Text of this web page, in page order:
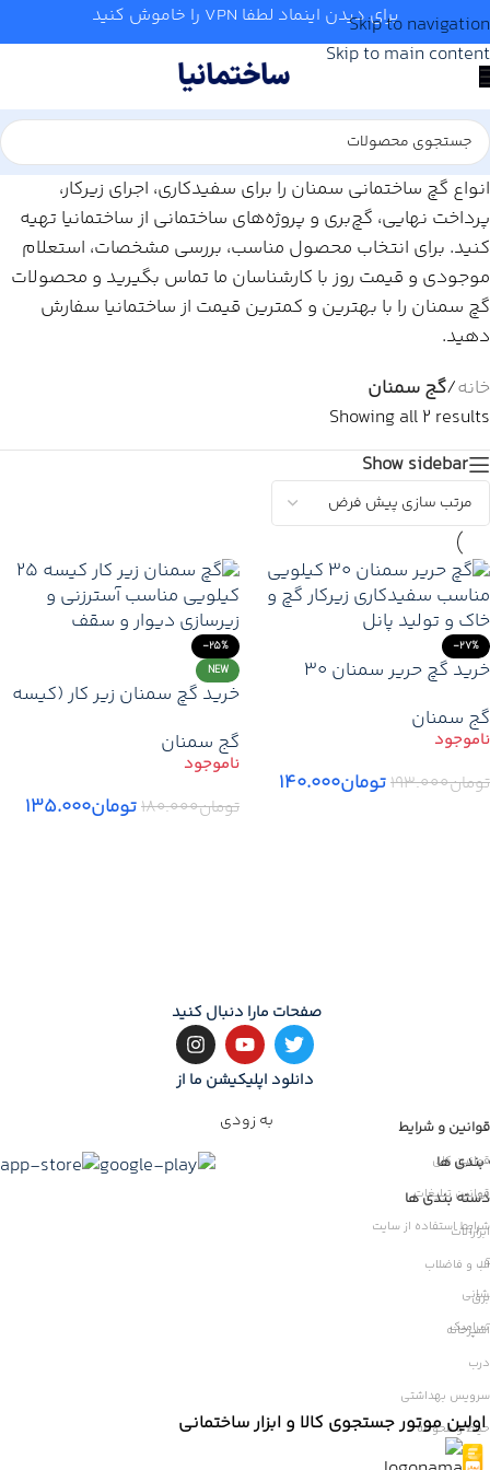
Skip to navigation
Skip to main content
برای دیدن اینماد لطفا VPN را خاموش کنید
انواع گچ ساختمانی سمنان را برای سفیدکاری، اجرای زیرکار،
پرداخت نهایی، گچ‌بری و پروژه‌های ساختمانی از ساختمانیا تهیه
کنید. برای انتخاب محصول مناسب، بررسی مشخصات، استعلام
موجودی و قیمت روز با کارشناسان ما تماس بگیرید و محصولات
گچ سمنان را با بهترین و کمترین قیمت از ساختمانیا سفارش
دهید.
خانه/گج سمنان
Showing all 2 results
Show sidebar
-27%
خرید گچ حریر سمنان ۳۰
سفیدکاری، گچ و خاک و پانل
گج سمنان
تومان۱۹۳.۰۰۰تومان۱۴۰.۰۰۰
-25%
NEW
خرید گچ سمنان زیر کار (کیسه
زیرسازی + ارسال فوری تهران و
کرج
گج سمنان
تومان۱۸۰.۰۰۰تومان۱۳۵.۰۰۰
دانلود اپلیکیشن ما از
به زودی
صفحات مارا دنبال کنید
دسته بندی ها
ابزارآلات
آب و فاضلاب
برق
آشپزخانه
درب
سرویس بهداشتی
حیاط و محوطه
ها
قوانین و شرایط
قوانین کلی
قوانین تبلیغات
شرایط استفاده از سایت
اولین موتور جستجوی کالا و ابزار ساختمانی